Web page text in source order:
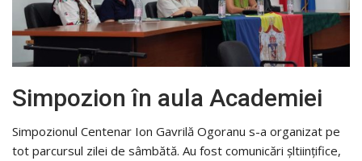
Simpozion în aula Academiei
Simpozionul Centenar Ion Gavrilă Ogoranu s-a organizat pe
tot parcursul zilei de sâmbătă. Au fost comunicări șltiințifice,